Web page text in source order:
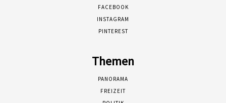
FACEBOOK
INSTAGRAM
PINTEREST
Themen
PANORAMA
FREIZEIT